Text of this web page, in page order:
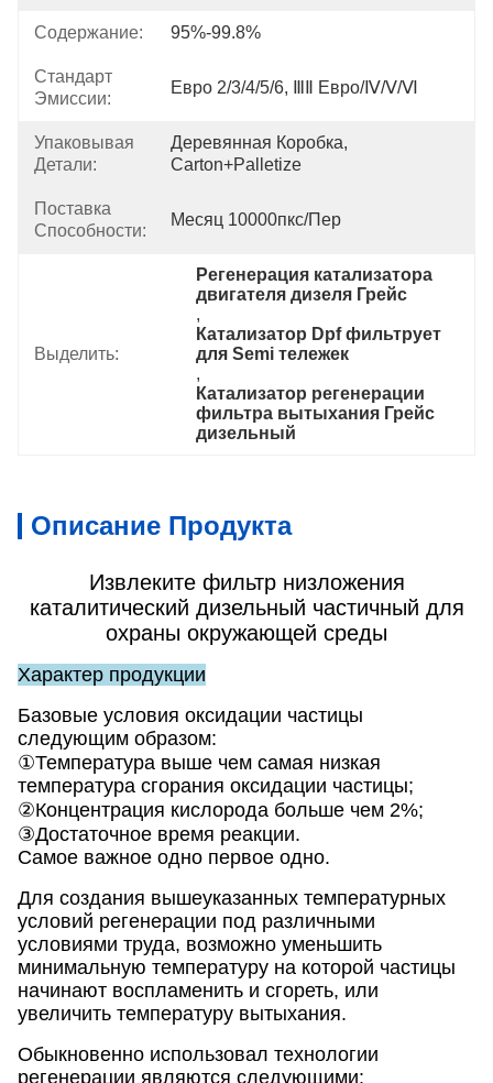
Содержание: 95%-99.8%
Стандарт
Эмиссии:
Евро 2/3/4/5/6, ⅢⅡ Евро/Ⅳ/Ⅴ/Ⅵ
Упаковывая
Детали:
Деревянная Коробка,
Carton+Palletize
Поставка
Способности:
Месяц 10000пкс/пер
Выделить:
Регенерация катализатора
двигателя дизеля Грейс
,
Катализатор Dpf фильтрует
для Semi тележек
,
Катализатор регенерации
фильтра вытыхания Грейс
дизельный
Описание Продукта
Извлеките фильтр низложения
каталитический дизельный частичный для
охраны окружающей среды
Характер продукции
Базовые условия оксидации частицы
следующим образом:
①Температура выше чем самая низкая
температура сгорания оксидации частицы;
②Концентрация кислорода больше чем 2%;
③Достаточное время реакции.
Самое важное одно первое одно.
Для создания вышеуказанных температурных
условий регенерации под различными
условиями труда, возможно уменьшить
минимальную температуру на которой частицы
начинают воспламенить и сгореть, или
увеличить температуру вытыхания.
Обыкновенно использовал технологии
регенерации являются следующими: